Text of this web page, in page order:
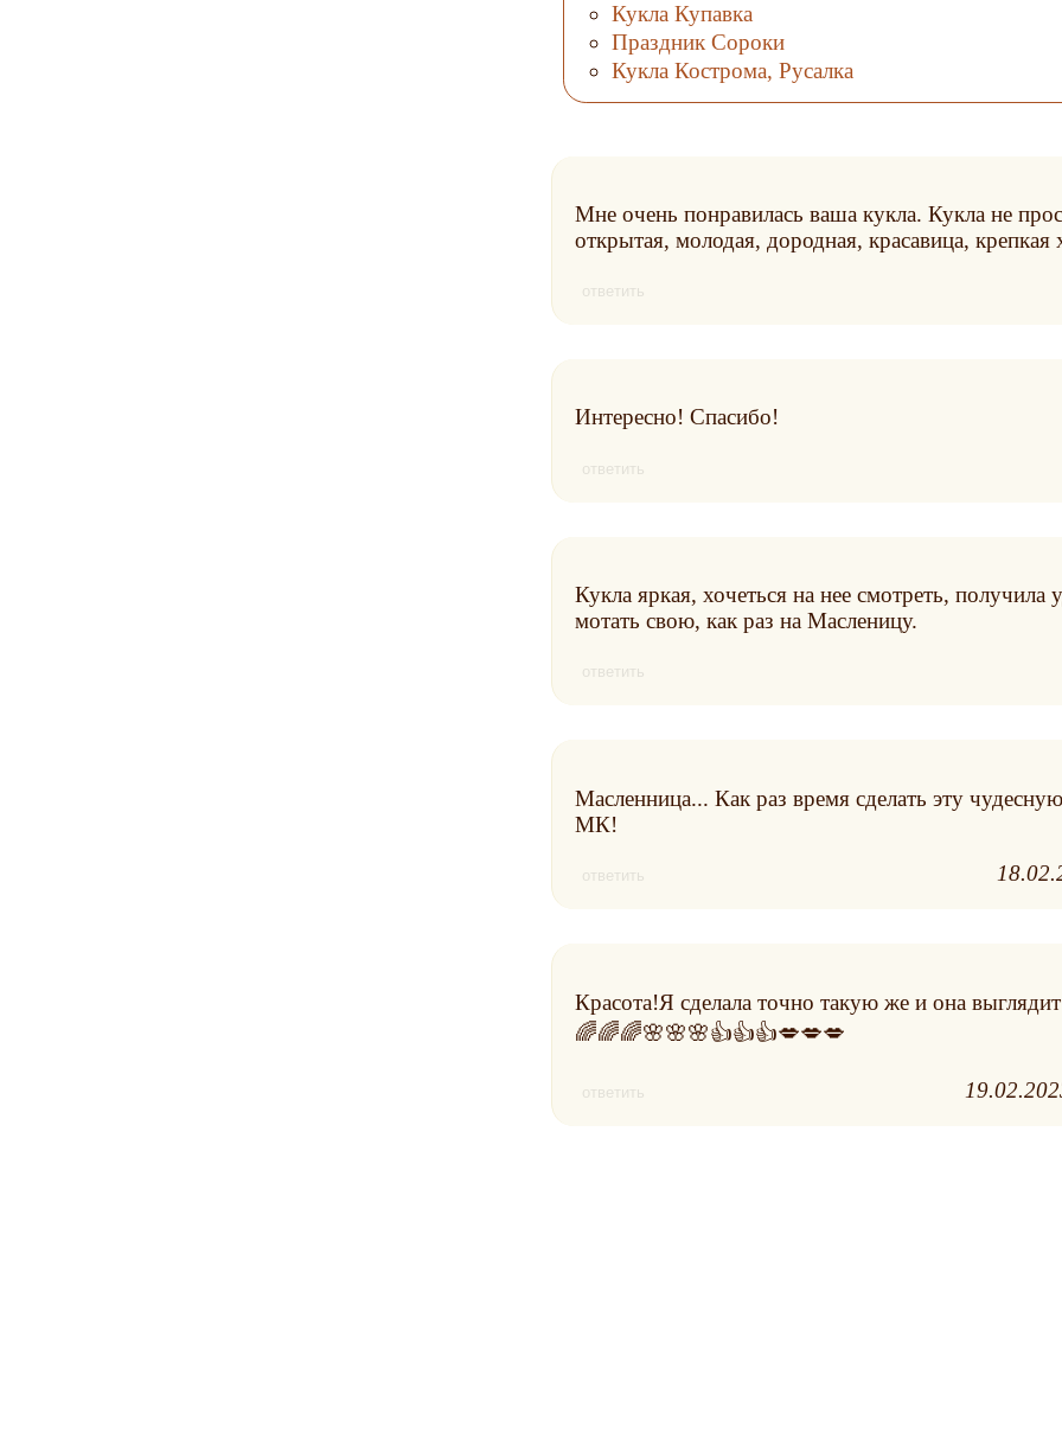
Кукла Купавка
Праздник Сороки
Кукла Кострома, Русалка
Мне очень понравилась ваша кукла. Кукла не
открытая, молодая, дородная, красавица, крепкая
ответить
Интересно! Спасибо!
ответить
Кукла яркая, хочеться на нее смотреть, получила
мотать свою, как раз на Масленицу.
ответить
Масленница... Как раз время сделать эту
МК!
ответить
Красота!Я сделала точно такую же и она
🌈🌈🌈🌸🌸🌸👍👍👍💋💋💋
ответить